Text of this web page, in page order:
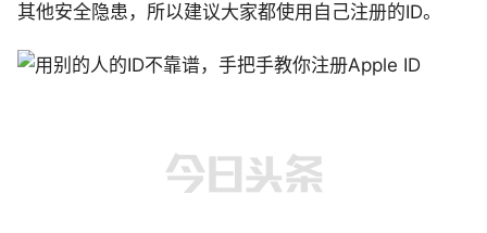
其他安全隐患，所以建议大家都使用自己注册的ID。